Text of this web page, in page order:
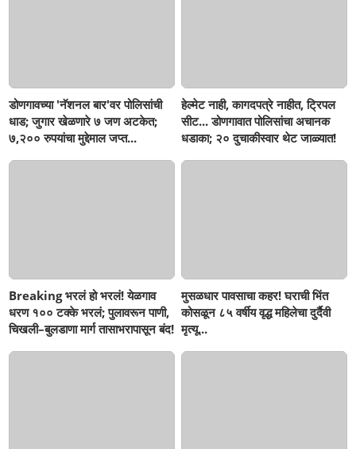
डोणगावच्या 'नॅशनल बार'वर पोलिसांची
धाड; जुगार खेळणारे ७ जण अटकेत;
७,२०० रुपयांचा मुद्देमाल जप्त...
हेल्मेट नाही, कागदपत्रे नाहीत, ट्रिपल
सीट... डोणगावात पोलिसांचा अचानक
धडाका; २० दुचाकीस्वार थेट जाळ्यात!
Breaking भरलं हो भरलं! येळगाव
धरण १०० टक्के भरलं; पुलावरून पाणी,
चिखली–बुलडाणा मार्ग तासाभरापासून बंद!
मुसळधार पावसाचा कहर! घराची भिंत
कोसळून ८५ वर्षीय वृद्ध महिलेचा दुर्दैवी
मृत्यू...